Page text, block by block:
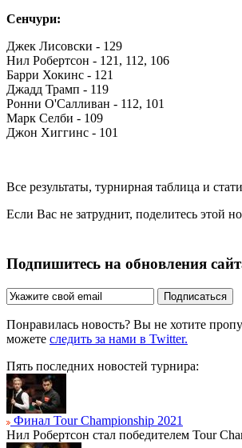
Сенчури:
Джек Лисовски - 129
Нил Робертсон - 121, 112, 106
Барри Хокинс - 121
Джадд Трамп - 119
Ронни О'Салливан - 112, 101
Марк Селби - 109
Джон Хиггинс - 101
Все результаты, турнирная таблица и
Если Вас не затруднит, поделитесь этой
Подпишитесь на обновления
Подписаться
Понравилась новость? Вы не хотите
можете следить за нами в Twitter.
Пять последних новостей турнира:
Финал Tour Championship 2021
Нил Робертсон стал победителем Tour